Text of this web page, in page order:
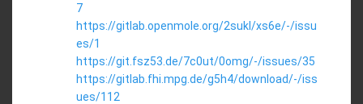
7
https://gitlab.openmole.org/2sukl/xs6e/-/issu
es/1
https://git.fsz53.de/7c0ut/0omg/-/issues/35
https://gitlab.fhi.mpg.de/g5h4/download/-/iss
ues/112